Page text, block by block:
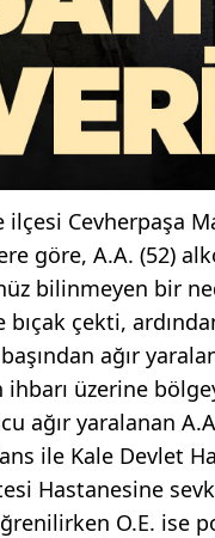
Cevherpaşa
göre, A.A. (52)
bilinmeyen bir
bıçak çekti,
ağır
üzerine
ağır yaralanan
ile Kale Devlet
Hastanesine
O.E. ise